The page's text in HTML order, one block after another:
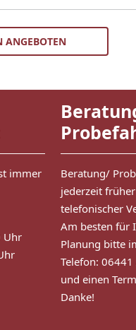
ANGEBOTEN
immer
Uhr
Beratung/
jederzeit
telefonischer
Am besten für
Planung bitte
Telefon:
und einen
Danke!